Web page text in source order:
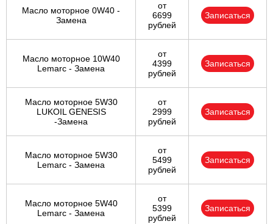
Масло моторное 0W40 -
Замена
от
6699
рублей
Записаться
Масло моторное 10W40
Lemarc - Замена
от
4399
рублей
Записаться
Масло моторное 5W30
LUKOIL GENESIS
-Замена
от
2999
рублей
Записаться
Масло моторное 5W30
Lemarc - Замена
от
5499
рублей
Записаться
Масло моторное 5W40
Lemarc - Замена
от
5399
рублей
Записаться